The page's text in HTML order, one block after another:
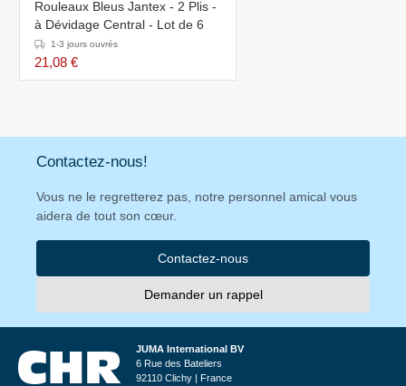
Rouleaux Bleus Jantex - 2 Plis -
à Dévidage Central - Lot de 6
1-3 jours ouvrés
21,08 €
Contactez-nous!
Vous ne le regretterez pas, notre personnel amical vous
aidera de tout son cœur.
Contactez-nous
Demander un rappel
JUMA International BV
6 Rue des Bateliers
92110 Clichy | France